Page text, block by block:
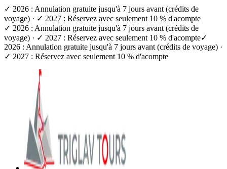
✓ 2026 : Annulation gratuite jusqu'à 7 jours avant (crédits de
voyage) · ✓ 2027 : Réservez avec seulement 10 % d'acompte
✓ 2026 : Annulation gratuite jusqu'à 7 jours avant (crédits de
voyage) · ✓ 2027 : Réservez avec seulement 10 % d'acompte✓
2026 : Annulation gratuite jusqu'à 7 jours avant (crédits de voyage) ·
✓ 2027 : Réservez avec seulement 10 % d'acompte